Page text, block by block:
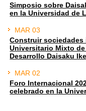
Simposio sobre
en la Universidad de
MAR 03
Construir
Universitario Mixto
Desarrollo Daisaku
MAR 02
Foro Internacional
celebrado en la